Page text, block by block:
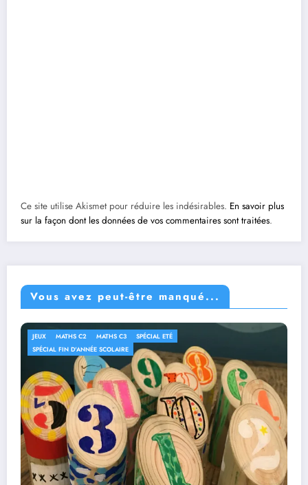
Ce site utilise Akismet pour réduire les indésirables. En savoir plus
sur la façon dont les données de vos commentaires sont traitées.
Vous avez peut-être manqué...
JEUX MATHS C2 MATHS C3
SPÉCIAL ETÉ
SPÉCIAL FIN D'ANNÉE SCOLAIRE